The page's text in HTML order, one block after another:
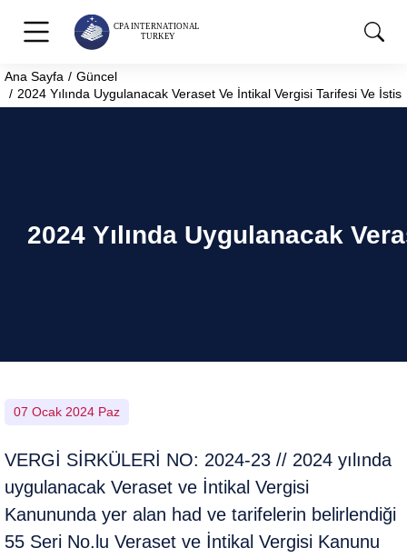
You are here:
Ana Sayfa
Güncel
2024 Yılında Uygulanacak Veraset Ve İntikal Vergisi Tarifesi Ve
2024 Yılında Uygulanacak
07 Ocak 2024 Paz
VERGİ SİRKÜLERİ NO: 2024-23 // 2024 yılında
uygulanacak Veraset ve İntikal Vergisi
Kanununda yer alan had ve tarifelerin belirlendiği
55 Seri No.lu Veraset ve İntikal Vergisi Kanunu